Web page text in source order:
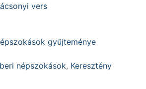
vers
gyűjteménye
népszokások, Keresztény